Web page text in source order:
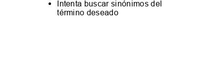
Intenta buscar sinónimos del
término deseado